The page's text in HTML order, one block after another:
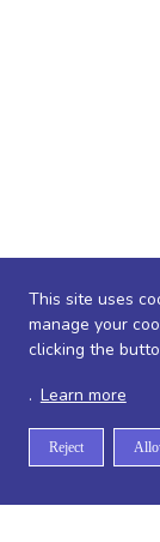
This site uses
manage your
clicking the
. Learn more
Reject